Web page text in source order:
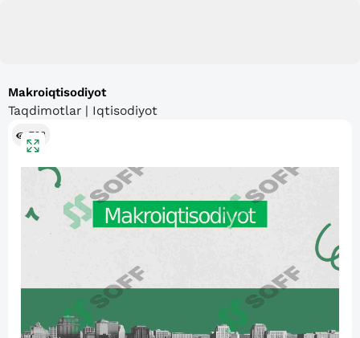
Makroiqtisodiyot
Taqdimotlar | Iqtisodiyot
723